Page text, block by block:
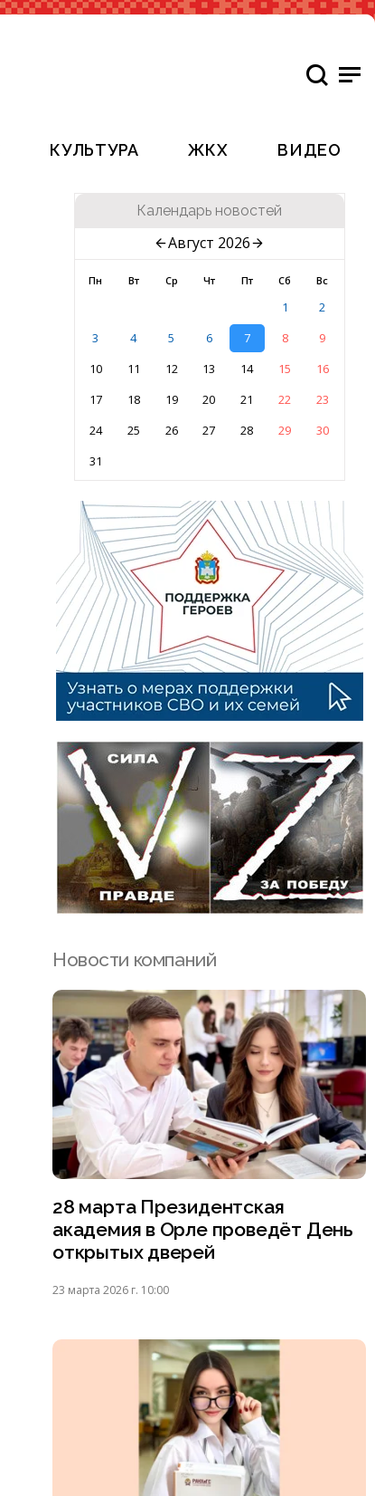
КУЛЬТУРА ЖКХ ВИДЕО
Календарь новостей
Август 2026
Пн Вт Ср Чт Пт Сб Вс
1
2
3
4 5 6 7 8
9
10
11 12 13 14 15
16
17
18 19 20 21 22
23
24
25 26 27 28 29
30
31
Новости компаний
28 марта Президентская
академия в Орле проведёт День
открытых дверей
23 марта 2026 г. 10:00